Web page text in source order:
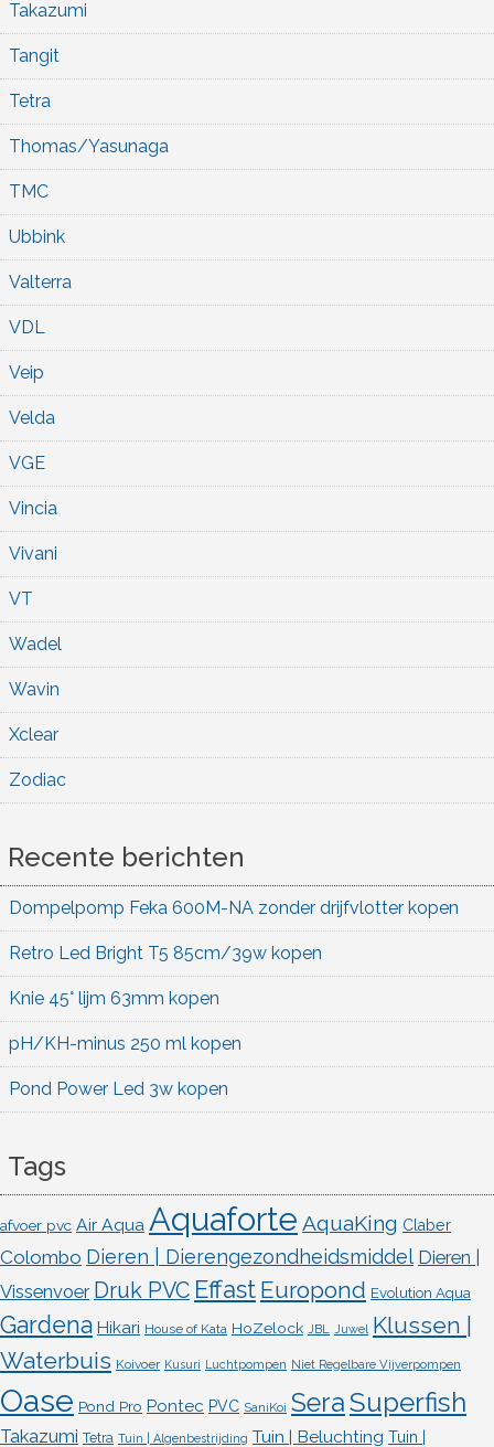
Takazumi
Tangit
Tetra
Thomas/Yasunaga
TMC
Ubbink
Valterra
VDL
Veip
Velda
VGE
Vincia
Vivani
VT
Wadel
Wavin
Xclear
Zodiac
Recente berichten
Dompelpomp Feka 600M-NA zonder drijfvlotter kopen
Retro Led Bright T5 85cm/39w kopen
Knie 45° lijm 63mm kopen
pH/KH-minus 250 ml kopen
Pond Power Led 3w kopen
Tags
afvoer pvc Air Aqua Aquaforte AquaKing Claber
Colombo Dieren | Dierengezondheidsmiddel Dieren |
Vissenvoer Druk PVC Effast Europond Evolution Aqua
Gardena Hikari House of Kata HoZelock JBL Juwel Klussen |
Waterbuis Koivoer Kusuri Luchtpompen Niet Regelbare Vijverpompen
Oase Pond Pro Pontec PVC SaniKoi SeraSuperfish
Takazumi Tetra Tuin | Algenbestrijding Tuin | Beluchting Tuin |